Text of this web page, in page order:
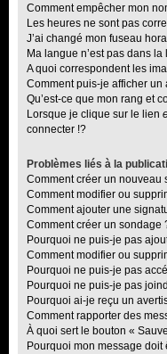
Comment empêcher mon
Les heures ne sont pas
J’ai changé mon fuseau
Ma langue n’est pas dans la
A quoi correspondent les
Comment puis-je afficher un
Qu’est-ce que mon rang et
Lorsque je clique sur le lien
connecter !?
Problèmes liés à la
Comment créer un nouveau
Comment modifier ou
Comment ajouter une
Comment créer un sondage
Pourquoi ne puis-je pas
Comment modifier ou
Pourquoi ne puis-je pas
Pourquoi ne puis-je pas
Pourquoi ai-je reçu un
Comment rapporter des
À quoi sert le bouton «
Pourquoi mon message doit